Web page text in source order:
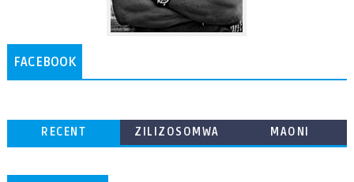
FACEBOOK
RECENT
ZILIZOSOMWA
MAONI